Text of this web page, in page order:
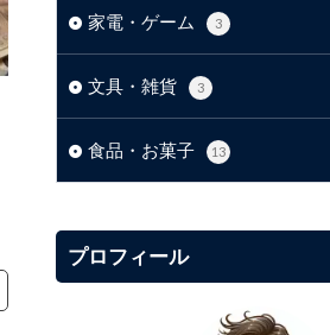
家電・ゲーム 3
文具・雑貨 3
食品・お菓子 13
プロフィール